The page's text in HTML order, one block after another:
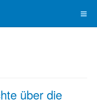
über die